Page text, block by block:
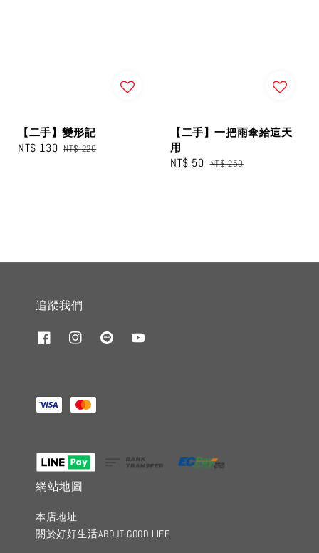
【二手】變形記
Sale
NT$ 130 Regular
NT$ 220
【二手】一把雨傘給這天
用
Sale
NT$ 50 Regular
NT$ 250
追蹤我們
網站地圖
本店地址
關於好好生活ABOUT GOOD LIFE